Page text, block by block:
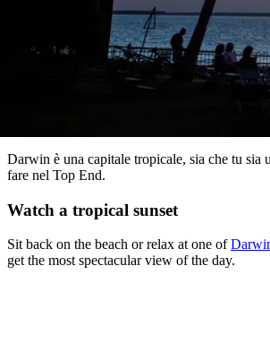
​Darwin è una capitale tropicale, sia che tu sia
fare nel Top End.
Watch a tropical sunset
Sit back on the beach or relax at one of
get the most spectacular view of the day.